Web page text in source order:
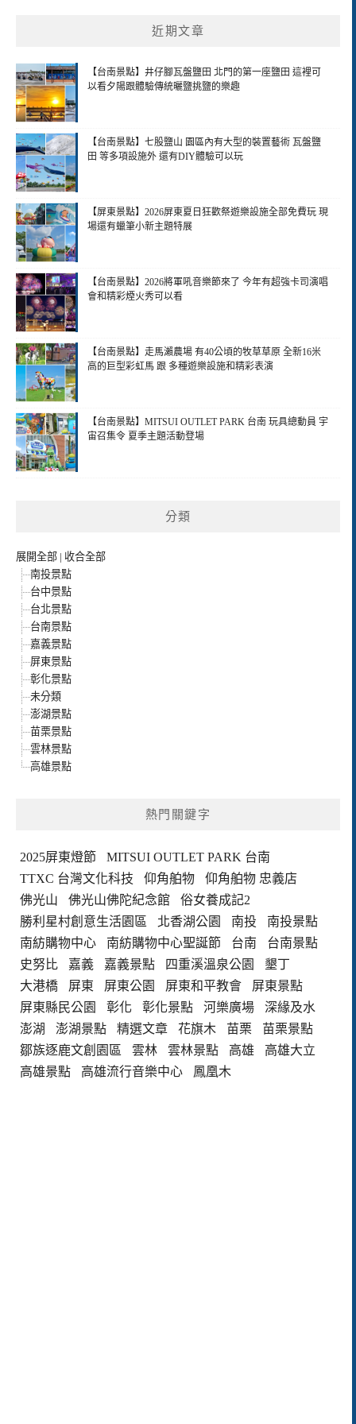
近期文章
【台南景點】井仔腳瓦盤鹽田 北門的第一座鹽田 這裡可
以看夕陽跟體驗傳統曬鹽挑鹽的樂趣
【台南景點】七股鹽山 園區內有大型的裝置藝術 瓦盤鹽
田 等多項設施外 還有DIY體驗可以玩
【屏東景點】2026屏東夏日狂歡祭遊樂設施全部免費玩 現
場還有蠟筆小新主題特展
【台南景點】2026將軍吼音樂節來了 今年有超強卡司演唱
會和精彩煙火秀可以看
【台南景點】走馬瀨農場 有40公頃的牧草草原 全新16米
高的巨型彩虹馬 跟 多種遊樂設施和精彩表演
【台南景點】MITSUI OUTLET PARK 台南 玩具總動員 宇
宙召集令 夏季主題活動登場
分類
展開全部 | 收合全部
南投景點
台中景點
台北景點
台南景點
嘉義景點
屏東景點
彰化景點
未分類
澎湖景點
苗栗景點
雲林景點
高雄景點
熱門關鍵字
2025屏東燈節
MITSUI OUTLET PARK 台南
TTXC 台灣文化科技
仰角舶物
仰角舶物 忠義店
佛光山
佛光山佛陀紀念館
俗女養成記2
勝利星村創意生活園區
北香湖公園 南投
南投景點
南紡購物中心
南紡購物中心聖誕節 台南
台南景點
史努比
嘉義 嘉義景點 四重溪溫泉公園
墾丁
大港橋
屏東 屏東公園 屏東和平教會
屏東景點
屏東縣民公園
彰化 彰化景點 河樂廣場
深緣及水
澎湖
澎湖景點 精選文章 花旗木 苗栗
苗栗景點
鄒族逐鹿文創園區
雲林 雲林景點 高雄
高雄大立
高雄景點
高雄流行音樂中心 鳳凰木